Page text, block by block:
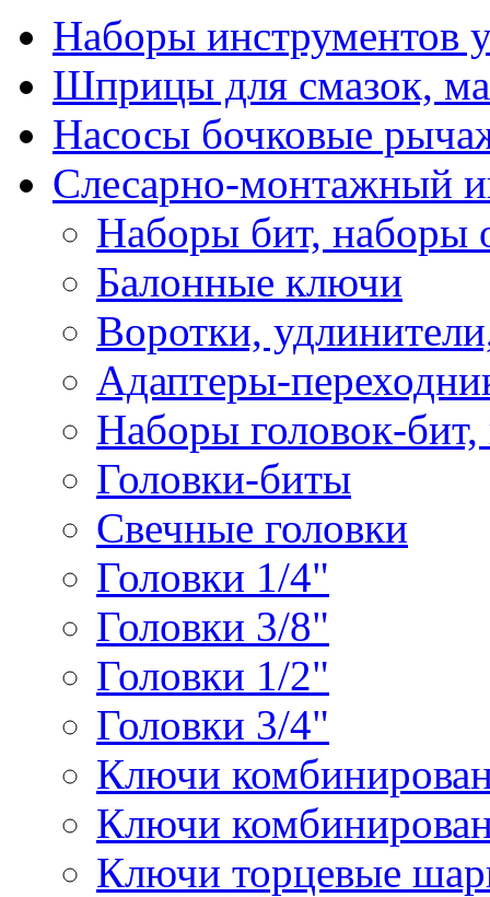
Наборы инструментов
Шприцы для смазок,
Насосы бочковые
Слесарно-монтажный
Наборы бит, наборы
Балонные ключи
Воротки,
Адаптеры-
Наборы головок-бит,
Головки-биты
Свечные головки
Головки 1/4"
Головки 3/8"
Головки 1/2"
Головки 3/4"
Ключи
Ключи
Ключи торцевые